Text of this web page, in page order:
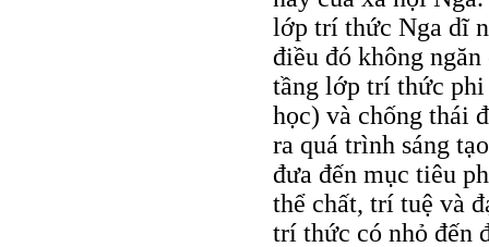
lớp trí thức Nga dĩ
điều đó không
tầng lớp trí thức phi
học) và chống thái
ra quá trình sáng
đưa đến mục tiêu
thể chất, trí tuệ và
trí thức có nhỏ đến